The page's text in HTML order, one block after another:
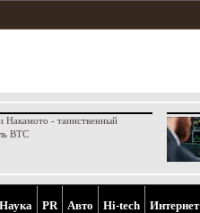
Накамото - таинственный
BTC
Наука PR Aвто Hi-tech Интернет